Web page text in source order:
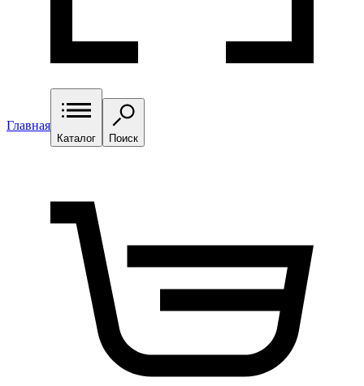
Главная
Каталог Поиск